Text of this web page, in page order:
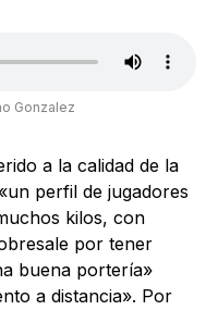
Gonzalez
a la calidad de la
perfil de jugadores
kilos, con
por tener
buena portería»
a distancia». Por